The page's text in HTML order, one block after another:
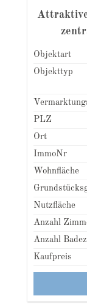
Objektart
Objekttyp
PLZ
Ort
ImmoNr
Wohnfläche
Nutzfläche
Anzahl
Anzahl
Kaufpreis